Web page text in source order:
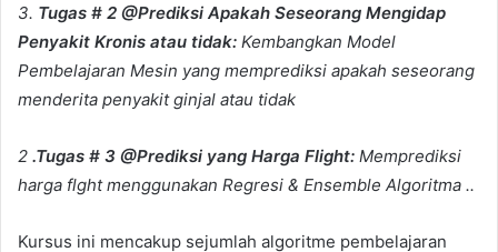
3. Tugas # 2 @Prediksi Apakah Seseorang Mengidap
Penyakit Kronis atau tidak: Kembangkan Model
Pembelajaran Mesin yang memprediksi apakah seseorang
menderita penyakit ginjal atau tidak
2 .Tugas # 3 @Prediksi yang Harga Flight: Memprediksi
harga flght menggunakan Regresi & Ensemble Algoritma ..
Kursus ini mencakup sejumlah algoritme pembelajaran